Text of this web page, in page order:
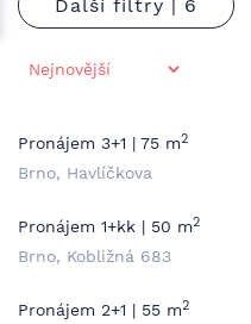
Další filtry |
Pronájem 3+1 | 75 m2
Brno, Havlíčkova
Pronájem 1+kk | 50 m2
Brno, Kobližná 683
Pronájem 2+1 | 55 m2